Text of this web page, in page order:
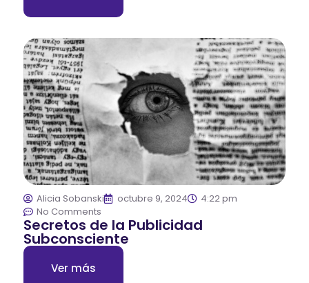
Alicia Sobanski octubre 9, 2024
4:22 pm
No Comments
Secretos de la Publicidad
Subconsciente
Ver más